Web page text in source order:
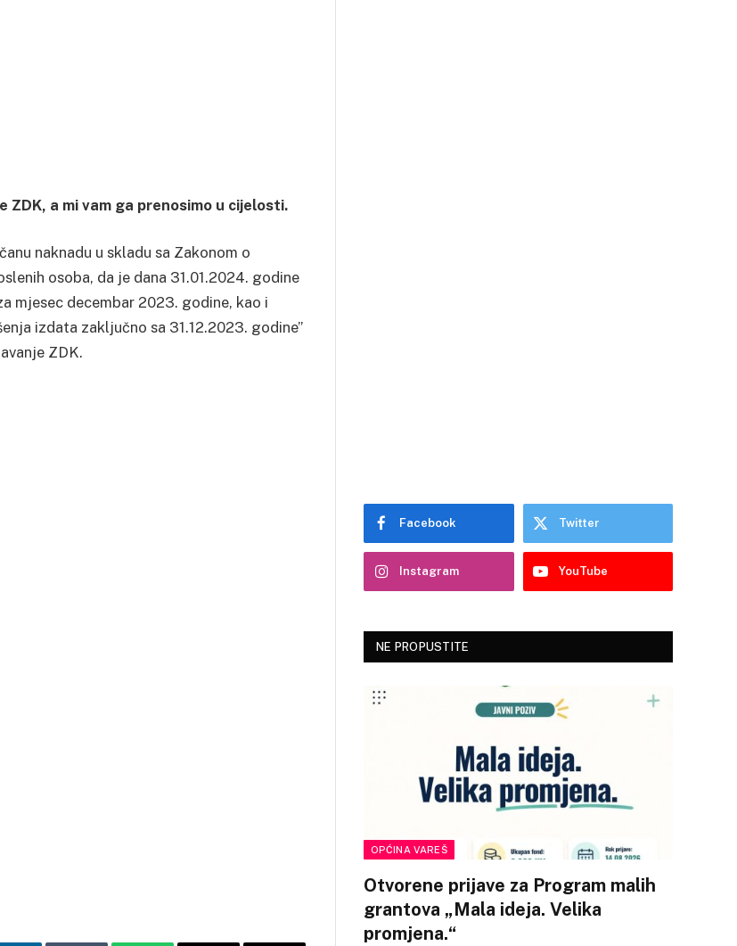
ZDK, a mi vam ga prenosimo u cijelosti.
naknadu u skladu sa Zakonom o
osoba, da je dana 31.01.2024. godine
mjesec decembar 2023. godine, kao i
izdata zaključno sa 31.12.2023. godine”
ZDK.
Facebook Twitter
Instagram YouTube
NE PROPUSTITE
OPĆINA VAREŠ
Otvorene prijave za Program malih
grantova „Mala ideja. Velika
promjena.“